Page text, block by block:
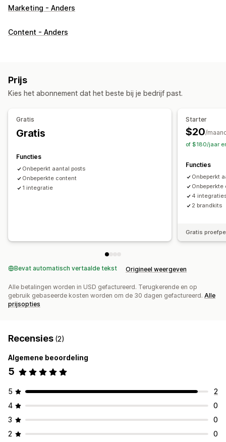
Marketing - Anders
Content - Anders
Prijs
Kies het abonnement dat het beste bij je bedrijf past.
Gratis
Gratis
Functies
Onbeperkt aantal posts
Onbeperkte content
1 integratie
Starter
$20/
of $180/jaar
Functies
Onbeperkt
Onbeperkte
4
2 brandkits
Gratis
Bevat automatisch vertaalde tekst Origineel weergeven
Alle betalingen worden in USD gefactureerd. Terugkerende en op
gebruik gebaseerde kosten worden om de 30 dagen gefactureerd. Alle
prijsopties
Recensies (2)
Algemene beoordeling
5
5
2
4
0
3
0
2
0